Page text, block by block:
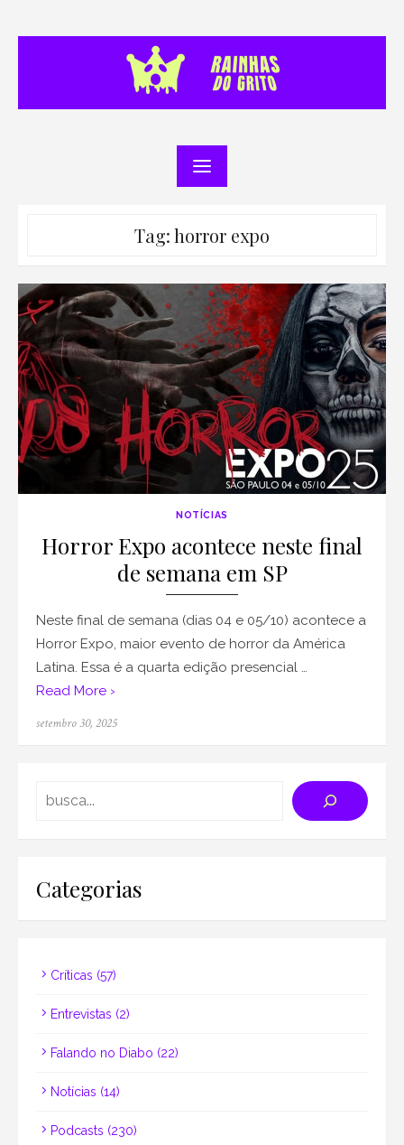
Tag:horror expo
NOTÍCIAS
Horror Expo acontece neste final
de semana em SP
Neste final de semana (dias 04 e 05/10) acontece a
Horror Expo, maior evento de horror da América
Latina. Essa é a quarta edição presencial …
Read More ›
Posted
setembro 30, 2025
Categorias
Críticas (57)
Entrevistas (2)
Falando no Diabo (22)
Notícias (14)
Podcasts (230)